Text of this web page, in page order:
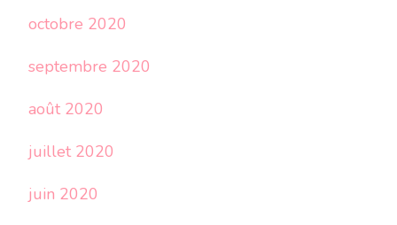
octobre 2020
septembre 2020
août 2020
juillet 2020
juin 2020